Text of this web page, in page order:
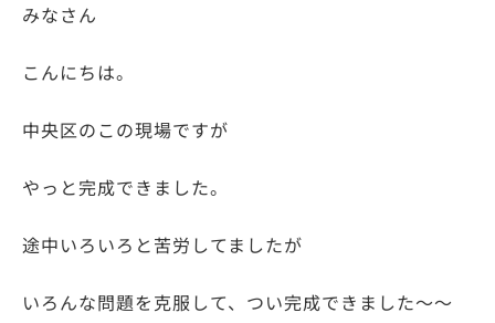
みなさん
こんにちは。
中央区のこの現場ですが
やっと完成できました。
途中いろいろと苦労してましたが
いろんな問題を克服して、つい完成できました～～